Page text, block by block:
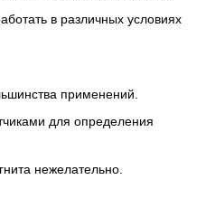
в различных условиях
применений.
для определения
нежелательно.